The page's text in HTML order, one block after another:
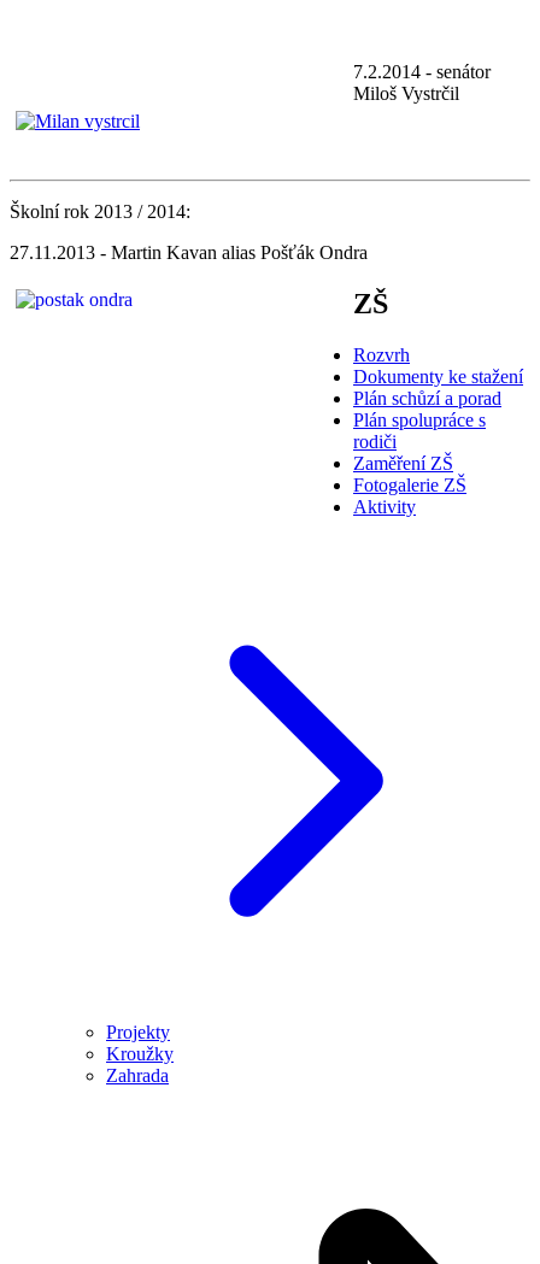
7.2.2014 - senátor
Miloš Vystrčil
Školní rok 2013 / 2014:
27.11.2013 - Martin Kavan alias Pošťák Ondra
ZŠ
Rozvrh
Dokumenty ke stažení
Plán schůzí a porad
Plán spolupráce s
rodiči
Zaměření ZŠ
Fotogalerie ZŠ
Aktivity
Projekty
Kroužky
Zahrada